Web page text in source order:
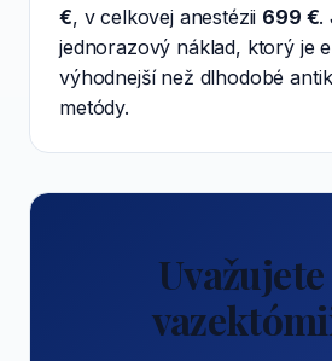
€, v celkovej anestézii 699 €.
jednorazový náklad, ktorý je
výhodnejší než dlhodobé
metódy.
Uvažujete